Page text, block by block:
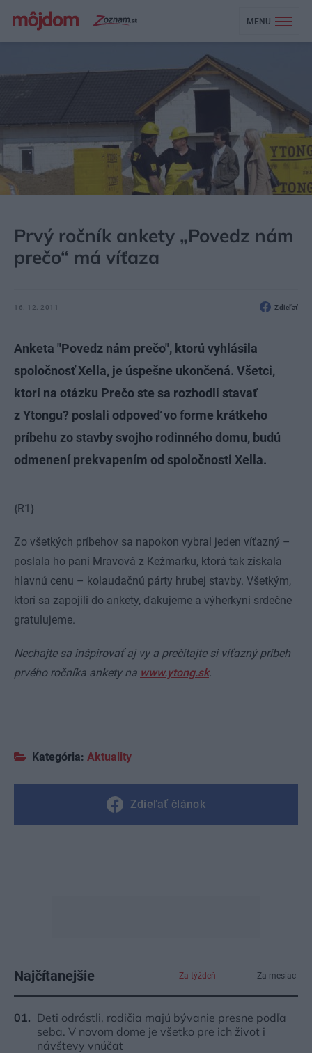
MENU
Prvý ročník ankety „Povedz nám
prečo“ má víťaza
16. 12. 2011 Zdieľať
Anketa "Povedz nám prečo", ktorú vyhlásila
spoločnosť Xella, je úspešne ukončená. Všetci,
ktorí na otázku Prečo ste sa rozhodli stavať
z Ytongu? poslali odpoveď vo forme krátkeho
príbehu zo stavby svojho rodinného domu, budú
odmenení prekvapením od spoločnosti Xella.
{R1}
Zo všetkých príbehov sa napokon vybral jeden víťazný –
poslala ho pani Mravová z Kežmarku, ktorá tak získala
hlavnú cenu – kolaudačnú párty hrubej stavby. Všetkým,
ktorí sa zapojili do ankety, ďakujeme a výherkyni srdečne
gratulujeme.
Nechajte sa inšpirovať aj vy a prečítajte si víťazný príbeh
prvého ročníka ankety na www.ytong.sk.
Kategória: Aktuality
Zdieľať článok
Najčítanejšie Za týždeň Za mesiac
Deti odrástli, rodičia majú bývanie presne podľa
seba. V novom dome je všetko pre ich život i
návštevy vnúčat